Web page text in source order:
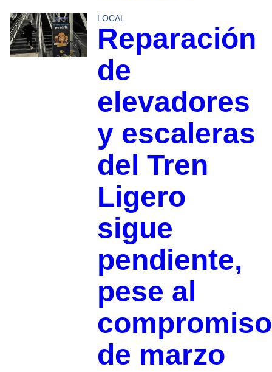
LOCAL
Reparación
de
elevadores
y escaleras
del Tren
Ligero
sigue
pendiente,
pese al
compromiso
de marzo